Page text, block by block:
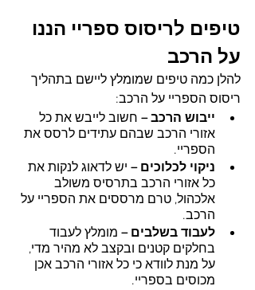
טיפים לריסוס ספריי הננו
על הרכב
להלן כמה טיפים שמומלץ ליישם בתהליך
ריסוס הספריי על הרכב:
ייבוש הרכב – חשוב לייבש את כל
אזורי הרכב שבהם עתידים לרסס את
הספריי.
ניקוי לכלוכים – יש לדאוג לנקות את
כל אזורי הרכב בתרסיס משולב
אלכהול, טרם מרססים את הספריי על
הרכב.
לעבוד בשלבים – מומלץ לעבוד
בחלקים קטנים ובקצב לא מהיר מדי,
על מנת לוודא כי כל אזורי הרכב אכן
מכוסים בספריי.